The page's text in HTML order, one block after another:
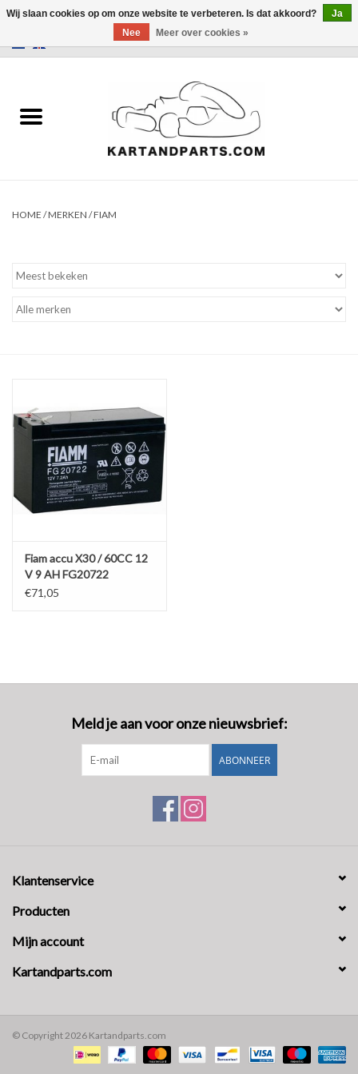
Sale
Kart Onderdelen
Gereedschap
Motoren en onderdelen
Zoek op Merk
HOME /MERKEN /FIAM
Fiam accu X30 / 60CC 12
V 9 AH FG20722
€71,05
Meld je aan voor onze nieuwsbrief:
ABONNEER
Klantenservice
Producten
Mijn account
Kartandparts.com
© Copyright 2026 Kartandparts.com
Wij slaan cookies op om onze website te verbeteren. Is dat akkoord?
Ja
Nee
Meer over cookies »